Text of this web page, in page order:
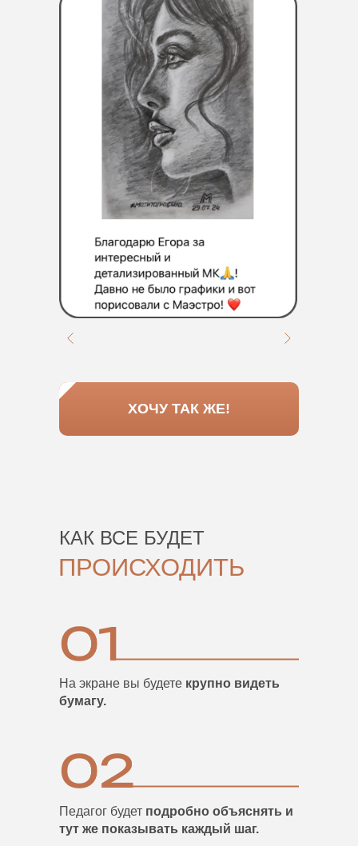
ХОЧУ ТАК ЖЕ!
ПРОИСХОДИТЬ
КАК ВСЕ БУДЕТ
Педагог будет подробно объяснять и
тут же показывать каждый шаг.
На экране вы будете крупно видеть
бумагу.